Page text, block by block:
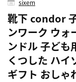
sixem
靴下 condor
ンワーク ウォ
ンドル 子ども
くつした ハイ
ギフト おしゃ